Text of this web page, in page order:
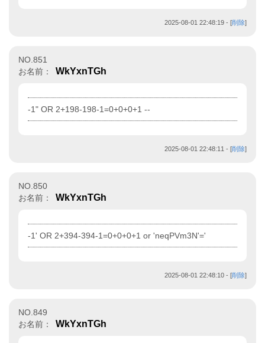
2025-08-01 22:48:19 - [削除]
NO.851
お名前：
WkYxnTGh
-1" OR 2+198-198-1=0+0+0+1 --
2025-08-01 22:48:11 - [削除]
NO.850
お名前：
WkYxnTGh
-1' OR 2+394-394-1=0+0+0+1 or 'neqPVm3N'='
2025-08-01 22:48:10 - [削除]
NO.849
お名前：
WkYxnTGh